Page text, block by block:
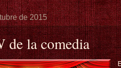
de 2015
de la comedia